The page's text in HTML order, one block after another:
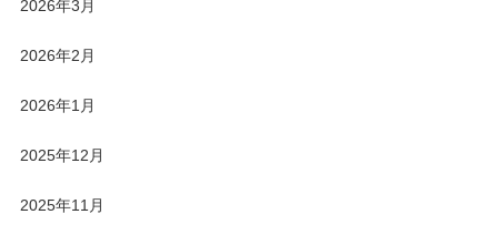
2026年3月
2026年2月
2026年1月
2025年12月
2025年11月